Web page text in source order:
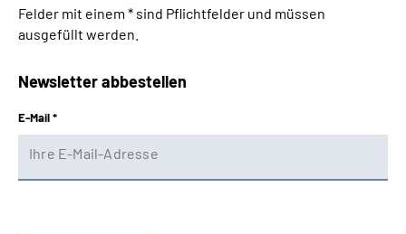
Leichte Sprache
Felder mit einem * sind Pflichtfelder und müssen
ausgefüllt werden.
Newsletter abbestellen
E-Mail *